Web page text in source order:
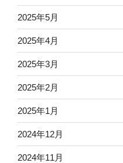
2025年5月
2025年4月
2025年3月
2025年2月
2025年1月
2024年12月
2024年11月